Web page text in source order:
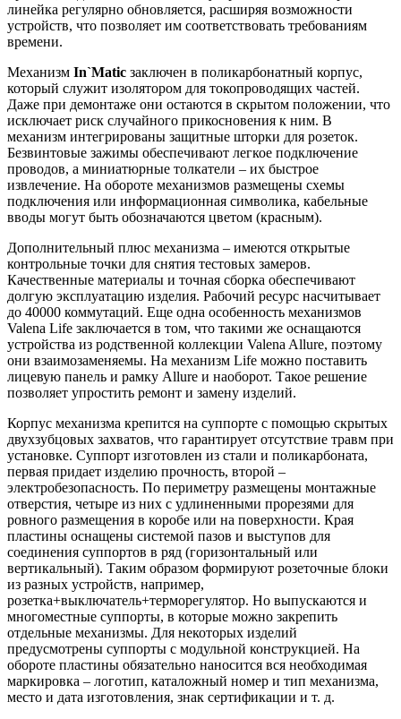
линейка регулярно обновляется, расширяя возможности
устройств, что позволяет им соответствовать требованиям
времени.
Механизм In`Matic заключен в поликарбонатный корпус,
который служит изолятором для токопроводящих частей.
Даже при демонтаже они остаются в скрытом положении, что
исключает риск случайного прикосновения к ним. В
механизм интегрированы защитные шторки для розеток.
Безвинтовые зажимы обеспечивают легкое подключение
проводов, а миниатюрные толкатели – их быстрое
извлечение. На обороте механизмов размещены схемы
подключения или информационная символика, кабельные
вводы могут быть обозначаются цветом (красным).
Дополнительный плюс механизма – имеются открытые
контрольные точки для снятия тестовых замеров.
Качественные материалы и точная сборка обеспечивают
долгую эксплуатацию изделия. Рабочий ресурс насчитывает
до 40000 коммутаций. Еще одна особенность механизмов
Valena Life заключается в том, что такими же оснащаются
устройства из родственной коллекции Valena Allure, поэтому
они взаимозаменяемы. На механизм Life можно поставить
лицевую панель и рамку Allure и наоборот. Такое решение
позволяет упростить ремонт и замену изделий.
Корпус механизма крепится на суппорте с помощью скрытых
двухзубцовых захватов, что гарантирует отсутствие травм при
установке. Суппорт изготовлен из стали и поликарбоната,
первая придает изделию прочность, второй –
электробезопасность. По периметру размещены монтажные
отверстия, четыре из них с удлиненными прорезями для
ровного размещения в коробе или на поверхности. Края
пластины оснащены системой пазов и выступов для
соединения суппортов в ряд (горизонтальный или
вертикальный). Таким образом формируют розеточные блоки
из разных устройств, например,
розетка+выключатель+терморегулятор. Но выпускаются и
многоместные суппорты, в которые можно закрепить
отдельные механизмы. Для некоторых изделий
предусмотрены суппорты с модульной конструкцией. На
обороте пластины обязательно наносится вся необходимая
маркировка – логотип, каталожный номер и тип механизма,
место и дата изготовления, знак сертификации и т. д.